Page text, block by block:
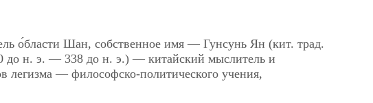
о́бласти Шан, собственное имя — Гунсунь Ян (кит. трад.
до н. э. — 338 до н. э.) — китайский мыслитель и
легизма — философско-политического учения,